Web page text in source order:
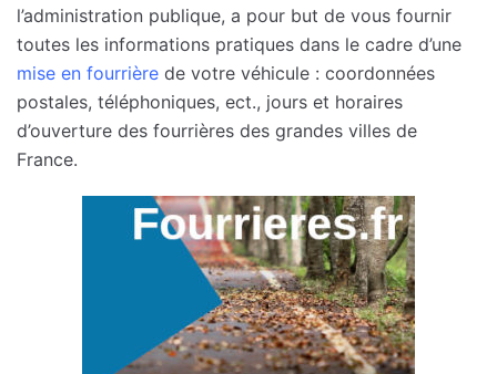
l’administration publique, a pour but de vous fournir
toutes les informations pratiques dans le cadre d’une
mise en fourrière de votre véhicule : coordonnées
postales, téléphoniques, ect., jours et horaires
d’ouverture des fourrières des grandes villes de
France.